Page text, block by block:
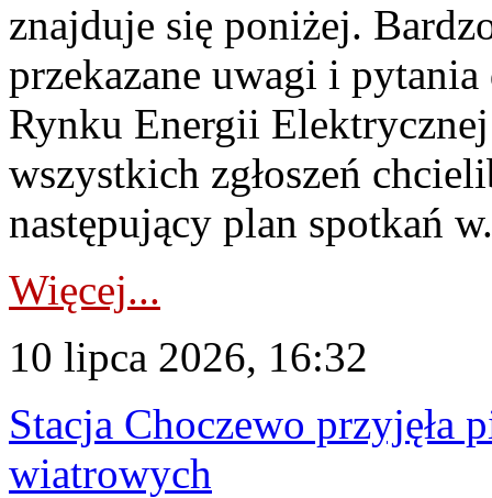
znajduje się poniżej.
przekazane uwagi i
Rynku Energii
wszystkich zgłoszeń
następujący plan spotkań
Więcej...
10 lipca 2026, 16:32
Stacja Choczewo przyjęła
wiatrowych